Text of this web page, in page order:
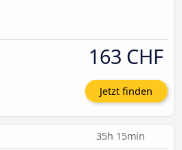
163 CHF
Jetzt finden
35h 15min